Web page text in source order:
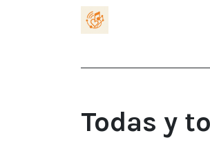
Todas y